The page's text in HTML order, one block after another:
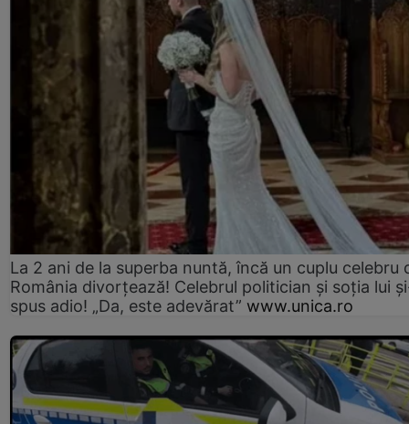
La 2 ani de la superba nuntă, încă un cuplu celebru
România divorțează! Celebrul politician și soția lui
spus adio! „Da, este adevărat” www.unica.ro